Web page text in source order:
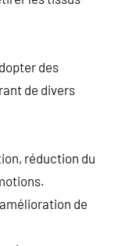
des
de divers
réduction du
de